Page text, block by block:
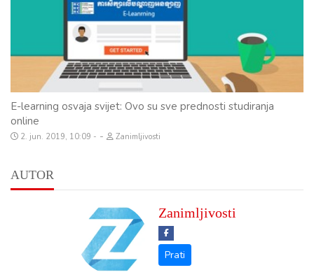
E-learning osvaja svijet: Ovo su sve prednosti studiranja
online
2. jun. 2019, 10:09 - Zanimljivosti
AUTOR
Zanimljivosti